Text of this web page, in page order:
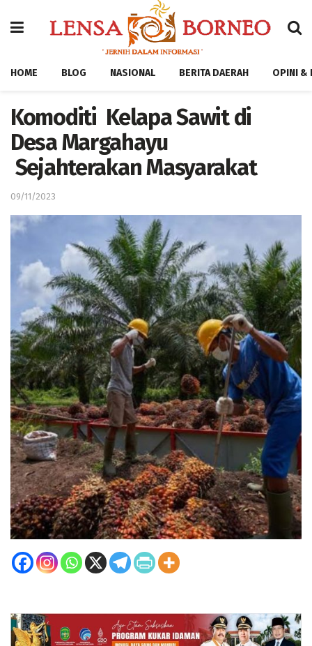
HOME BLOG NASIONAL BERITA DAERAH OPINI &
Komoditi Kelapa Sawit di
Desa Margahayu
Sejahterakan Masyarakat
09/11/2023